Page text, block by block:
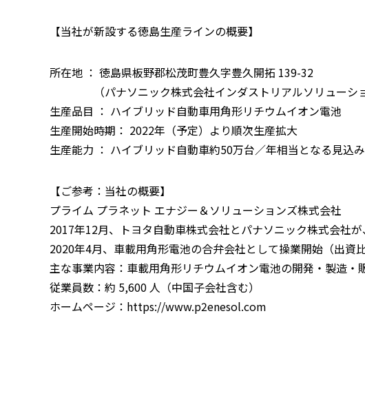
【当社が新設する徳島生産ラインの概要】
所在地 ： 徳島県板野郡松茂町豊久字豊久開拓 139-32
（パナソニック株式会社インダストリアルソリュー
生産品目 ： ハイブリッド自動車用角形リチウムイオン電池
生産開始時期： 2022年（予定）より順次生産拡大
生産能力 ： ハイブリッド自動車約50万台／年相当となる見込み
【ご参考：当社の概要】
プライム プラネット エナジー＆ソリューションズ株式会社
2017年12月、トヨタ自動車株式会社とパナソニック株式会社
2020年4月、車載用角形電池の合弁会社として操業開始（出資
主な事業内容：車載用角形リチウムイオン電池の開発・製造
従業員数：約 5,600 人（中国子会社含む）
ホームページ： https://www.p2enesol.com